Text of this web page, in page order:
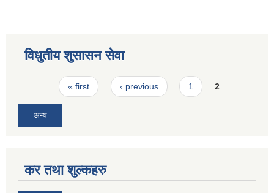
विधुतीय शुसासन सेवा
Pages« first ‹ previous 1 2
अन्य
कर तथा शुल्कहरु